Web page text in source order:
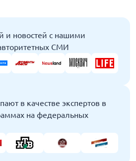
и новостей с нашими
СМИ
в качестве экспертов в
на федеральных